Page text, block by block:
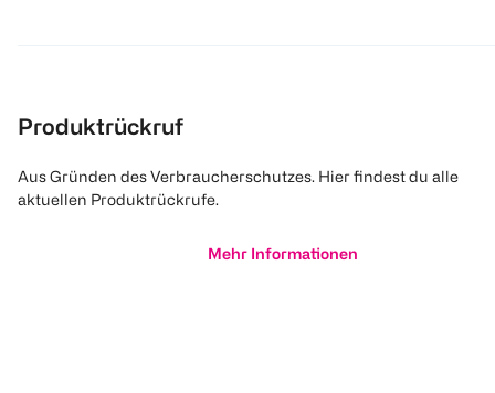
Produktrückruf
Aus Gründen des Verbraucherschutzes. Hier findest du alle
aktuellen Produktrückrufe.
Mehr Informationen